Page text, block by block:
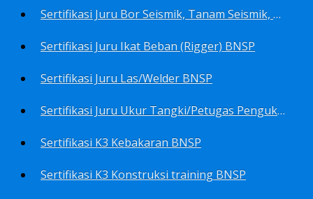
Sertifikasi Juru Bor Seismik, Tanam Seismik, Tembak Seismik BNSP
Sertifikasi Juru Ikat Beban (Rigger) BNSP
Sertifikasi Juru Las/Welder BNSP
Sertifikasi Juru Ukur Tangki/Petugas Pengukur Tangki Migas BNSP
Sertifikasi K3 Kebakaran BNSP
Sertifikasi K3 Konstruksi training BNSP